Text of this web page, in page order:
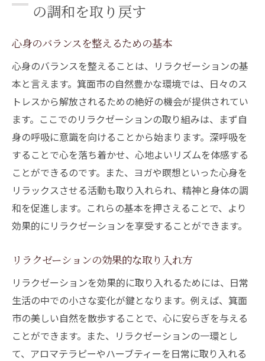
日常生活に役立つリラクゼーションのヒン
方法
自然の中でのリラクゼーションがもたらす深い
自然環境がリラクゼーションに与える影響
箕面市の自然を活かしたリラックス方法
森林浴とリラクゼーションの相乗効果
自然の中で心身を整える具体的な方法
自然の音を活用したリラクゼーションの技
法
リラクゼーションの秘密を探る：箕面市での体
験
リラクゼーションの歴史とその進化
箕面市で人気のリラクゼーション施術
リラクゼーションが心に与える具体的な効
の調和を取り戻す
心身のバランスを整えるための基本
心身のバランスを整えることは、リラクゼーションの基
本と言えます。箕面市の自然豊かな環境では、日々のス
トレスから解放されるための絶好の機会が提供されてい
ます。ここでのリラクゼーションの取り組みは、まず自
身の呼吸に意識を向けることから始まります。深呼吸を
することで心を落ち着かせ、心地よいリズムを体感する
ことができるのです。また、ヨガや瞑想といった心身を
リラックスさせる活動も取り入れられ、精神と身体の調
和を促進します。これらの基本を押さえることで、より
効果的にリラクゼーションを享受することができます。
リラクゼーションの効果的な取り入れ方
リラクゼーションを効果的に取り入れるためには、日常
生活の中での小さな変化が鍵となります。例えば、箕面
市の美しい自然を散歩することで、心に安らぎを与える
ことができます。また、リラクゼーションの一環とし
て、アロマテラピーやハーブティーを日常に取り入れる